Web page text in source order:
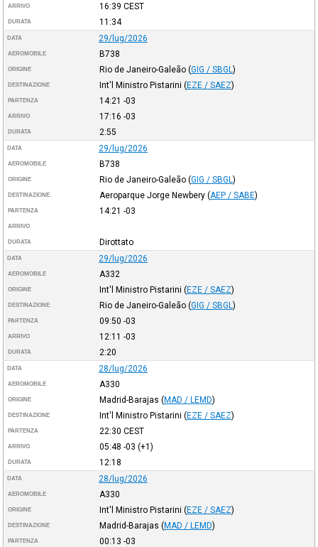
ARRIVO 16:39 CEST
DURATA 11:34
DATA 29/lug/2026
AEROMOBILE B738
ORIGINE Rio de Janeiro-Galeão (GIG / SBGL )
DESTINAZIONE Int'l Ministro Pistarini (EZE / SAEZ)
PARTENZA 14:21 -03
ARRIVO 17:16 -03
DURATA 2:55
DATA 29/lug/2026
AEROMOBILE B738
ORIGINE Rio de Janeiro-Galeão (GIG / SBGL )
DESTINAZIONE Aeroparque Jorge Newbery (AEP / SABE)
PARTENZA 14:21 -03
ARRIVO
DURATA Dirottato
DATA 29/lug/2026
AEROMOBILE A332
ORIGINE Int'l Ministro Pistarini (EZE / SAEZ)
DESTINAZIONE Rio de Janeiro-Galeão (GIG / SBGL )
PARTENZA 09:50 -03
ARRIVO 12:11 -03
DURATA 2:20
DATA 28/lug/2026
AEROMOBILE A330
ORIGINE Madrid-Barajas (MAD / LEMD)
DESTINAZIONE Int'l Ministro Pistarini (EZE / SAEZ)
PARTENZA 22:30 CEST
ARRIVO 05:48 -03 (+1)
DURATA 12:18
DATA 28/lug/2026
AEROMOBILE A330
ORIGINE Int'l Ministro Pistarini (EZE / SAEZ)
DESTINAZIONE Madrid-Barajas (MAD / LEMD)
PARTENZA 00:13 -03